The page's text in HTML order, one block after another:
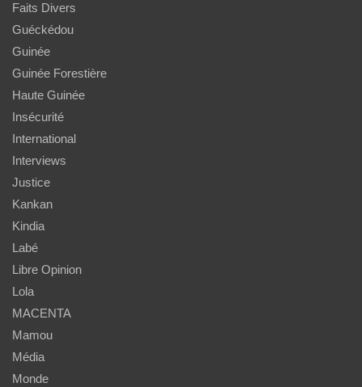
Faits Divers
Guéckédou
Guinée
Guinée Forestière
Haute Guinée
Insécurité
International
Interviews
Justice
Kankan
Kindia
Labé
Libre Opinion
Lola
MACENTA
Mamou
Média
Monde